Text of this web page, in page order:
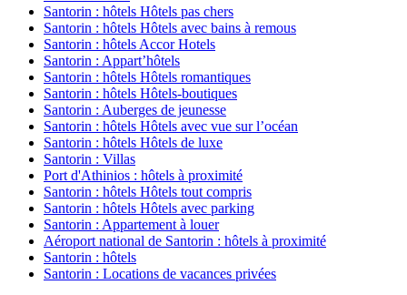
Santorin : hôtels Hôtels pas chers
Santorin : hôtels Hôtels avec bains à remous
Santorin : hôtels Accor Hotels
Santorin : Appart’hôtels
Santorin : hôtels Hôtels romantiques
Santorin : hôtels Hôtels-boutiques
Santorin : Auberges de jeunesse
Santorin : hôtels Hôtels avec vue sur l’océan
Santorin : hôtels Hôtels de luxe
Santorin : Villas
Port d'Athinios : hôtels à proximité
Santorin : hôtels Hôtels tout compris
Santorin : hôtels Hôtels avec parking
Santorin : Appartement à louer
Aéroport national de Santorin : hôtels à proximité
Santorin : hôtels
Santorin : Locations de vacances privées